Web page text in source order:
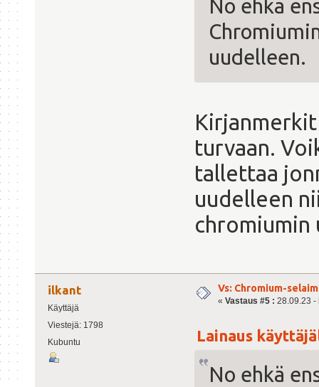
No ehkä
uudelleen.
turvaan.
tallettaa
uudelleen
chromiumin
ilkant
Käyttäjä
Viestejä: 1798
Kubuntu
Vs: Chromium-
« Vastaus #5 : 28.09.23 -
Lainaus
No ehkä